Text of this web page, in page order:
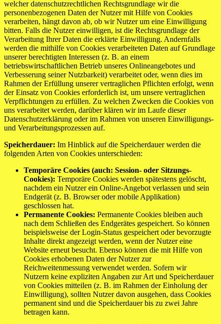
welcher datenschutzrechtlichen Rechtsgrundlage wir die
personenbezogenen Daten der Nutzer mit Hilfe von Cookies
verarbeiten, hängt davon ab, ob wir Nutzer um eine Einwilligung
bitten. Falls die Nutzer einwilligen, ist die Rechtsgrundlage der
Verarbeitung Ihrer Daten die erklärte Einwilligung. Andernfalls
werden die mithilfe von Cookies verarbeiteten Daten auf Grundlage
unserer berechtigten Interessen (z. B. an einem
betriebswirtschaftlichen Betrieb unseres Onlineangebotes und
Verbesserung seiner Nutzbarkeit) verarbeitet oder, wenn dies im
Rahmen der Erfüllung unserer vertraglichen Pflichten erfolgt, wenn
der Einsatz von Cookies erforderlich ist, um unsere vertraglichen
Verpflichtungen zu erfüllen. Zu welchen Zwecken die Cookies von
uns verarbeitet werden, darüber klären wir im Laufe dieser
Datenschutzerklärung oder im Rahmen von unseren Einwilligungs-
und Verarbeitungsprozessen auf.
Speicherdauer: Im Hinblick auf die Speicherdauer werden die
folgenden Arten von Cookies unterschieden:
Temporäre Cookies (auch: Session- oder Sitzungs-
Cookies): Temporäre Cookies werden spätestens gelöscht,
nachdem ein Nutzer ein Online-Angebot verlassen und sein
Endgerät (z. B. Browser oder mobile Applikation)
geschlossen hat.
Permanente Cookies: Permanente Cookies bleiben auch
nach dem Schließen des Endgerätes gespeichert. So können
beispielsweise der Login-Status gespeichert oder bevorzugte
Inhalte direkt angezeigt werden, wenn der Nutzer eine
Website erneut besucht. Ebenso können die mit Hilfe von
Cookies erhobenen Daten der Nutzer zur
Reichweitenmessung verwendet werden. Sofern wir
Nutzern keine expliziten Angaben zur Art und Speicherdauer
von Cookies mitteilen (z. B. im Rahmen der Einholung der
Einwilligung), sollten Nutzer davon ausgehen, dass Cookies
permanent sind und die Speicherdauer bis zu zwei Jahre
betragen kann.